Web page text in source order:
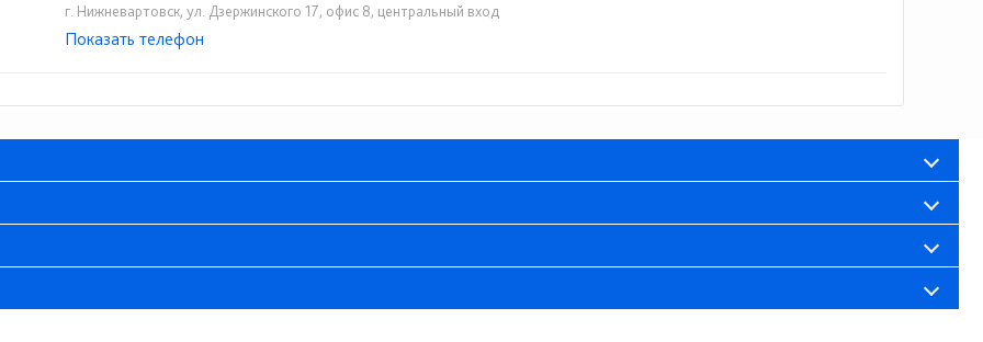
г. Нижневартовск, ул. Дзержинского 17, офис 8, центральный вход
☎+7-800-550-17-56
Показать телефон